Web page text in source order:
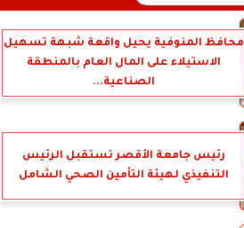
محافظ المنوفية يحيل واقعة شبهة تسهيل
الاستيلاء على المال العام بالمنطقة
الصناعية...
رئيس جامعة الأقصر تستقبل الرئيس
التنفيذي لهيئة التأمين الصحي الشامل